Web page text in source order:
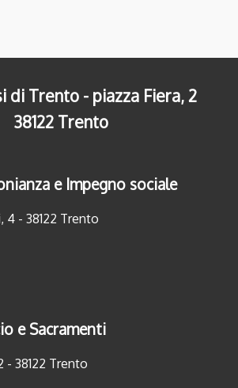
di Trento - piazza Fiera, 2
38122 Trento
e Impegno sociale
4 - 38122 Trento
e Sacramenti
- 38122 Trento